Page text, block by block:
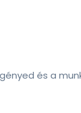
és a